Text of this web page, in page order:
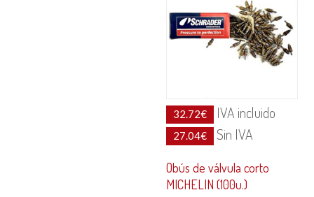
32.72€ IVA incluido
27.04€ Sin IVA
Obús de válvula corto
MICHELIN (100u.)